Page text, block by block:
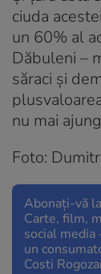
ciuda
un 60% al
Dăbuleni –
săraci și
nu mai
Foto:
Abonați-vă la
Carte, film,
social
un
Costi